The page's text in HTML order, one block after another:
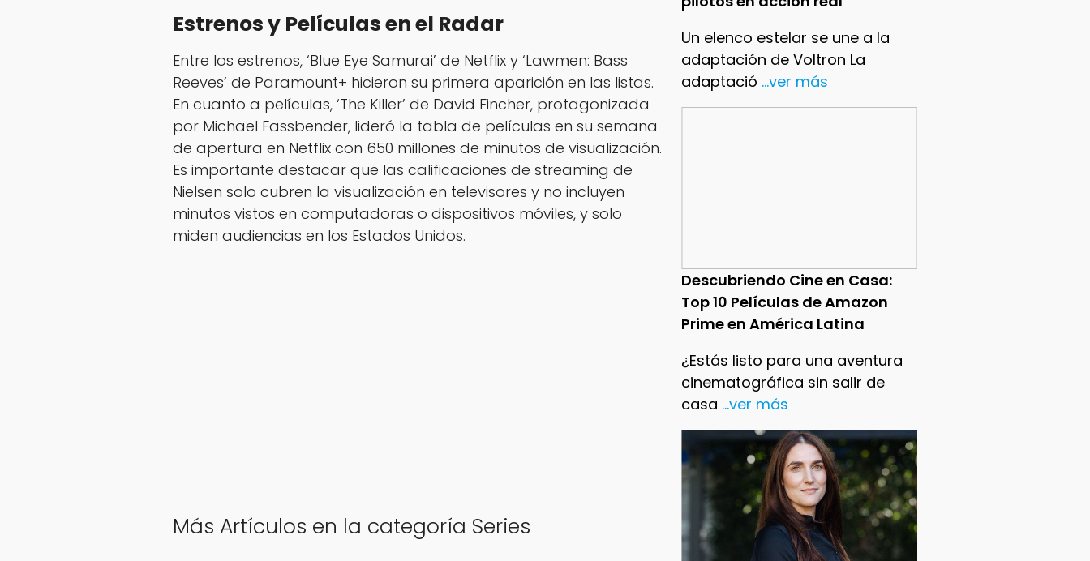
Un elenco estelar se une a la
adaptación de Voltron La
adaptació ...ver más
Descubriendo Cine en Casa:
Top 10 Películas de Amazon
Prime en América Latina
¿Estás listo para una aventura
cinematográfica sin salir de
casa ...ver más
Estrenos y Películas en el Radar
Entre los estrenos, ‘Blue Eye Samurai’ de Netflix y ‘Lawmen: Bass
Reeves’ de Paramount+ hicieron su primera aparición en las listas.
En cuanto a películas, ‘The Killer’ de David Fincher, protagonizada
por Michael Fassbender, lideró la tabla de películas en su semana
de apertura en Netflix con 650 millones de minutos de visualización.
Es importante destacar que las calificaciones de streaming de
Nielsen solo cubren la visualización en televisores y no incluyen
minutos vistos en computadoras o dispositivos móviles, y solo
miden audiencias en los Estados Unidos.
Más Artículos en la categoría Series